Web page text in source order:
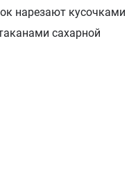
нарезают кусочками
сахарной